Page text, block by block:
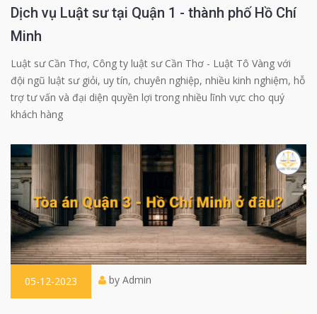
Dịch vụ Luật sư tại Quận 1 - thành phố Hồ Chí
Minh
Luật sư Cần Thơ, Công ty luật sư Cần Thơ - Luật Tô Vàng với
đội ngũ luật sư giỏi, uy tín, chuyên nghiệp, nhiều kinh nghiệm, hỗ
trợ tư vấn và đại diện quyền lợi trong nhiều lĩnh vực cho quý
khách hàng
05-12-2023 by Admin